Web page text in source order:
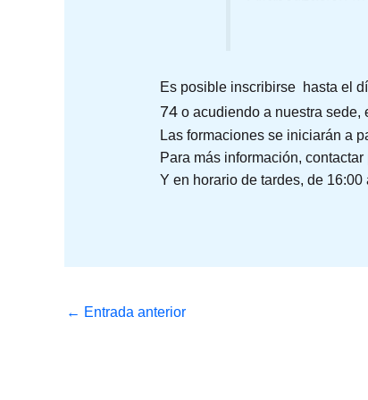
Es posible inscribirse hasta el
74o acudiendo a nuestra sede,
Las formaciones se iniciarán a
Para más información,
Y en horario de tardes, de
← Entrada anterior